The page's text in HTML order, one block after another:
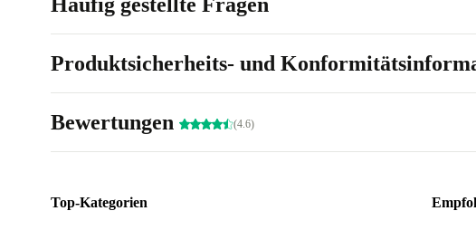
Produktsicherheits- und
Bewertungen (4.6)
Top-Kategorien